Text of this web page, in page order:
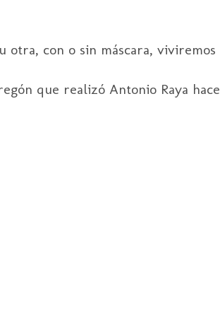
otra, con o sin máscara,
que realizó Antonio Raya